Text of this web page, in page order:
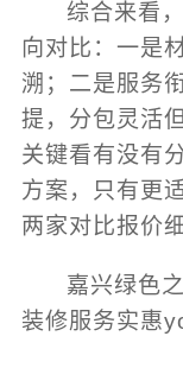
综合来看
向对比：一是
溯；二是服务
提，分包灵活
关键看有没有
方案，只有更
两家对比报价
嘉兴绿色
装修服务实惠